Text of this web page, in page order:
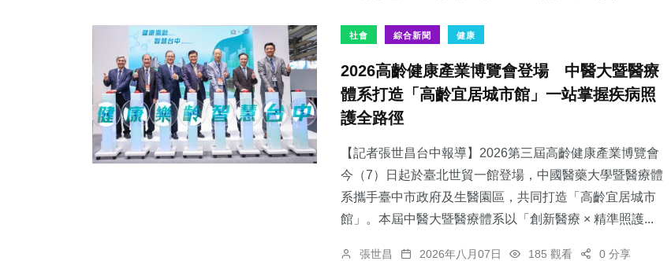
社會 綜合新聞 健康
2026高齡健康產業博覽會登場 中醫大暨醫療
體系打造「高齡宜居城市館」一站掌握疾病照
護全路徑
【記者張世昌台中報導】2026第三屆高齡健康產業博覽會
今（7）日起於臺北世貿一館登場，中國醫藥大學暨醫療體
系攜手臺中市政府及生醫園區，共同打造「高齡宜居城市
館」。本屆中醫大暨醫療體系以「創新醫療 × 精準照護...
張世昌 2026年八月07日 185 觀看 0 分享
95+
旅遊
136+
文教
231+
社會
416
綜合新聞